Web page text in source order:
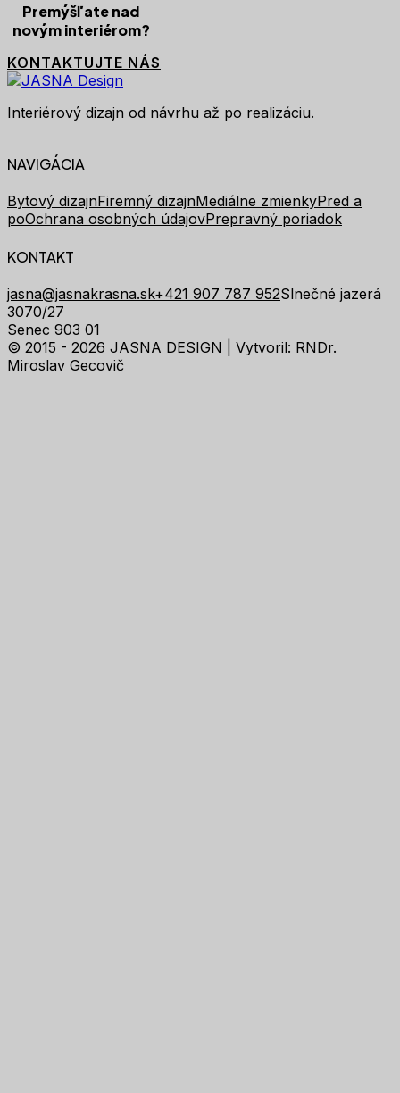
Premýšľate nad
novým interiérom?
KONTAKTUJTE NÁS
Interiérový dizajn od návrhu až po realizáciu.
NAVIGÁCIA
Bytový dizajnFiremný dizajnMediálne zmienkyPred a
poOchrana osobných údajovPrepravný poriadok
KONTAKT
jasna@jasnakrasna.sk+421 907 787 952Slnečné jazerá
3070/27
Senec 903 01
© 2015 - 2026 JASNA DESIGN | Vytvoril: RNDr.
Miroslav Gecovič